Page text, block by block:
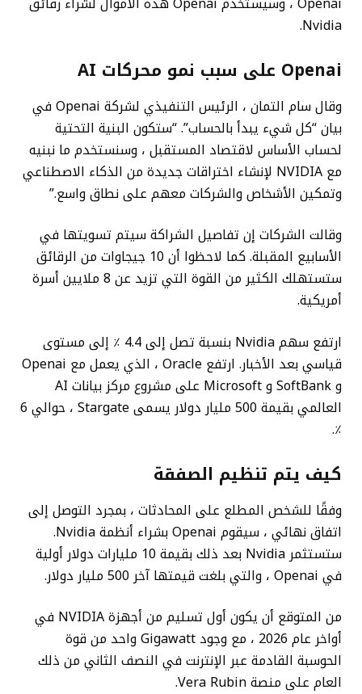
Nvidia.
Openai على سبب نمو محركات AI
وقال سام التمان ، الرئيس التنفيذي لشركة Openai في
بيان “كل شيء يبدأ بالحساب”. “ستكون البنية التحتية
لحساب الأساس لاقتصاد المستقبل ، وسنستخدم ما نبنيه
مع NVIDIA لإنشاء اختراقات جديدة من الذكاء الاصطناعي
وتمكين الأشخاص والشركات معهم على نطاق واسع.”
وقالت الشركات إن تفاصيل الشراكة سيتم تسويتها في
الأسابيع المقبلة. كما لاحظوا أن 10 جيجاوات من الرقائق
ستستهلك الكثير من القوة التي تزيد عن 8 ملايين أسرة
أمريكية.
ارتفع سهم Nvidia بنسبة تصل إلى 4.4 ٪ إلى مستوى
قياسي بعد الأخبار. ارتفع Oracle ، الذي يعمل مع Openai
و SoftBank و Microsoft على مشروع مركز بيانات AI
العالمي بقيمة 500 مليار دولار يسمى Stargate ، حوالي 6
٪.
كيف يتم تنظيم الصفقة
وفقًا للشخص المطلع على المحادثات ، بمجرد التوصل إلى
اتفاق نهائي ، سيقوم Openai بشراء أنظمة Nvidia.
ستستثمر Nvidia بعد ذلك بقيمة 10 مليارات دولار أولية
في Openai ، والتي بلغت قيمتها آخر 500 مليار دولار.
من المتوقع أن يكون أول تسليم من أجهزة NVIDIA في
أواخر عام 2026 ، مع وجود Gigawatt واحد من قوة
الحوسبة القادمة عبر الإنترنت في النصف الثاني من ذلك
العام على منصة Vera Rubin.